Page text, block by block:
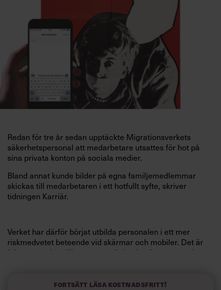
Logga in
Prenumerera
Redan för tre år sedan upptäckte Migrationsverkets
säkerhetspersonal att medarbetare utsattes för hot på
sina privata konton på sociala medier.
Bland annat kunde bilder på egna familjemedlemmar
skickas till medarbetaren i ett hotfullt syfte, skriver
tidningen Karriär.
Verket har därför börjat utbilda personalen i ett mer
riskmedvetet beteende vid skärmar och mobiler. Det är
främst som handläggare som är beslutsfattare som hoten
”Vår rekommendation är man ska tänka på vad man
Fortsätt läsa kostnadsfritt!